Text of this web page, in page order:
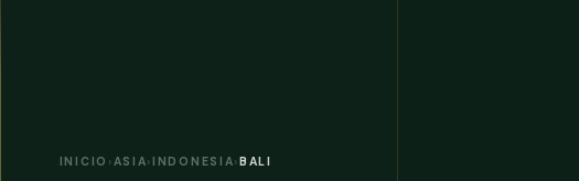
INICIO › ASIA›INDONESIA›BALI